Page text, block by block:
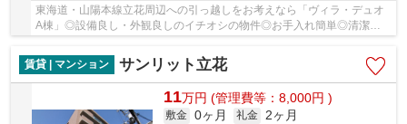
東海道・山陽本線立花周辺への引っ越しをお考えなら「ヴィラ・デュオ
A棟」◎設備良し・外観良しのイチオシの物件◎お手入れ簡単◎清潔感
賃貸 | マンション
サンリット立花
11万円 (管理費等：8,000円 )
敷金 0ヶ月 礼金 2ヶ月